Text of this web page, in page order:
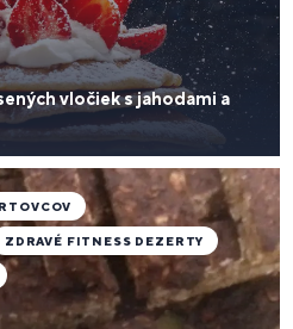
vločiek s jahodami a
ZDRAVÉ FITNESS DEZERTY